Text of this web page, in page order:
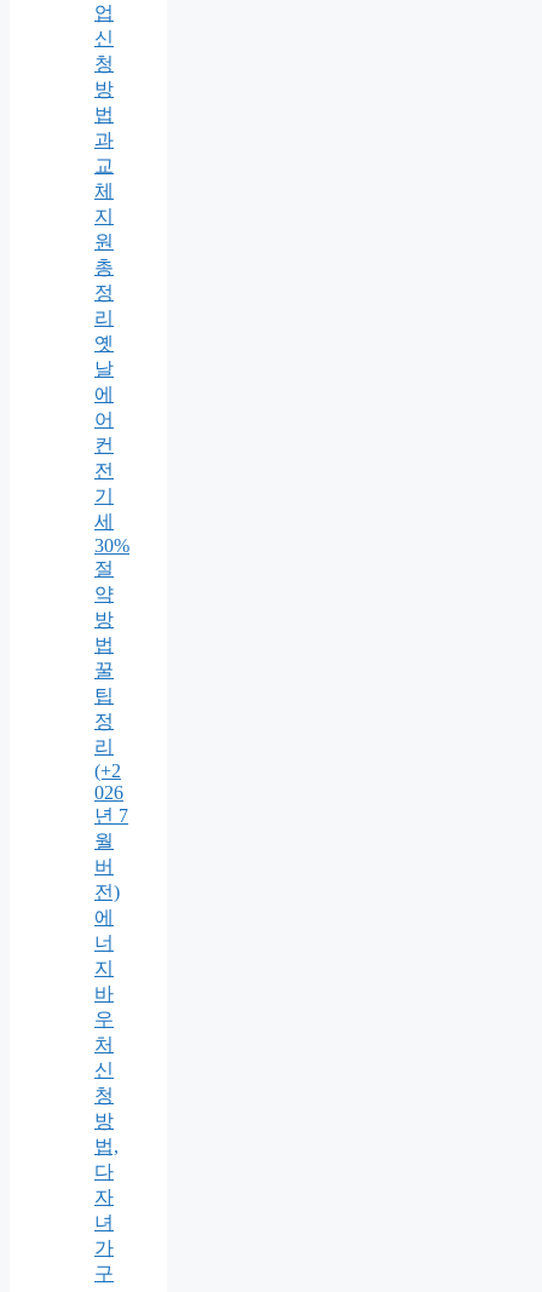
업
신
청
방
법
과
교
체
지
원
총
정
리
옛
날
에
어
컨
전
기
세
30%
절
약
방
법
꿀
팁
정
리
(+2
026
년 7
월
버
전)
에
너
지
바
우
처
신
청
방
법,
다
자
녀
가
구